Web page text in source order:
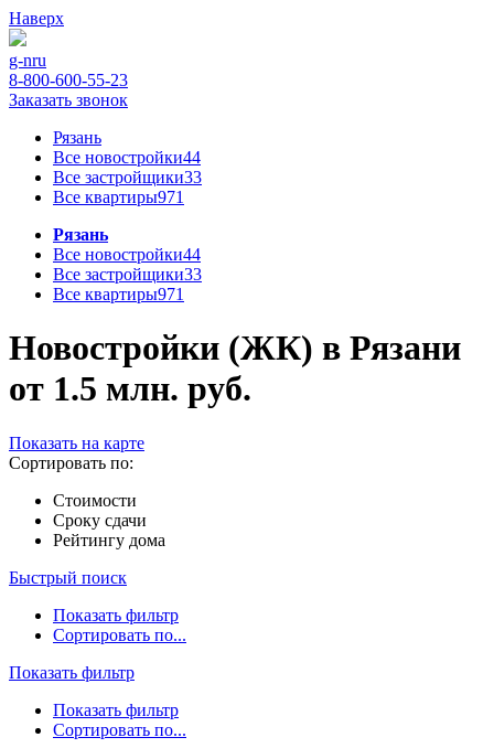
Наверх
g-nru
8-800-600-55-23
Заказать звонок
Рязань
Все новостройки44
Все застройщики33
Все квартиры971
Рязань
Все новостройки44
Все застройщики33
Все квартиры971
Новостройки (ЖК) в Рязани
от 1.5 млн. руб.
Показать на карте
Сортировать по:
Стоимости
Сроку сдачи
Рейтингу дома
Быстрый поиск
Показать фильтр
Сортировать по...
Показать фильтр
Показать фильтр
Сортировать по...